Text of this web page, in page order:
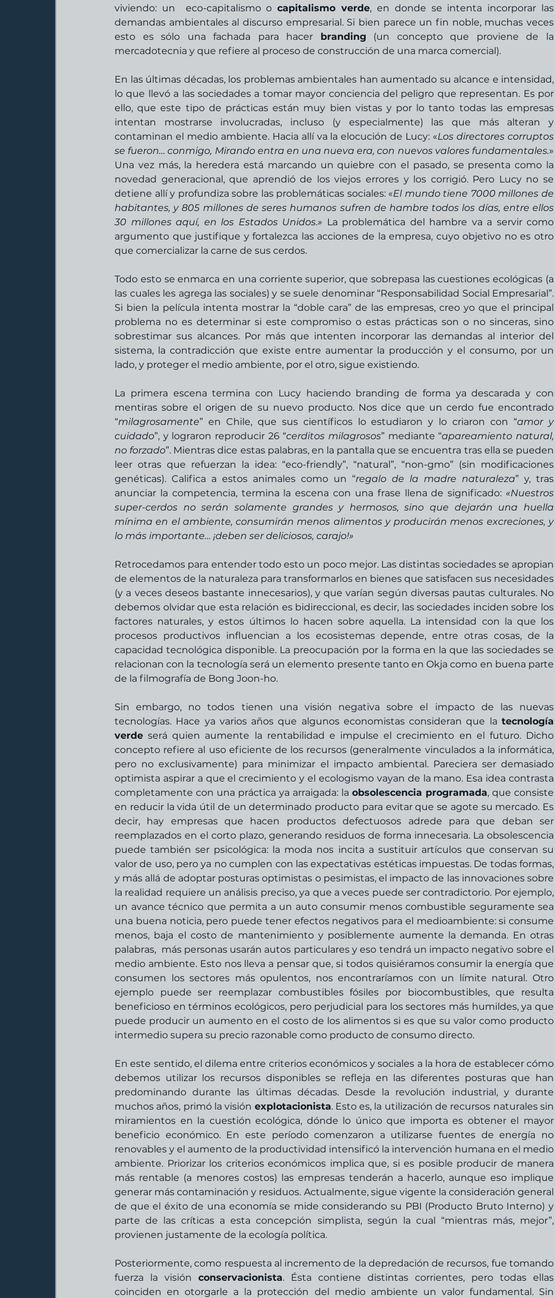
viviendo: un  eco-capitalismo o capitalismo verde, en donde se intenta incorporar las
demandas ambientales al discurso empresarial. Si bien parece un fin noble, muchas veces
esto es sólo una fachada para hacer branding (un concepto que proviene de la
mercadotecnia y que refiere al proceso de construcción de una marca comercial).
En las últimas décadas, los problemas ambientales han aumentado su alcance e intensidad,
lo que llevó a las sociedades a tomar mayor conciencia del peligro que representan. Es por
ello, que este tipo de prácticas están muy bien vistas y por lo tanto todas las empresas
intentan mostrarse involucradas, incluso (y especialmente) las que más alteran y
contaminan el medio ambiente. Hacia allí va la elocución de Lucy: «Los directores corruptos
se fueron… conmigo, Mirando entra en una nueva era, con nuevos valores fundamentales.»
Una vez más, la heredera está marcando un quiebre con el pasado, se presenta como la
novedad generacional, que aprendió de los viejos errores y los corrigió. Pero Lucy no se
detiene allí y profundiza sobre las problemáticas sociales: «El mundo tiene 7000 millones de
habitantes, y 805 millones de seres humanos sufren de hambre todos los días, entre ellos
30 millones aquí, en los Estados Unidos.» La problemática del hambre va a servir como
argumento que justifique y fortalezca las acciones de la empresa, cuyo objetivo no es otro
que comercializar la carne de sus cerdos.
Todo esto se enmarca en una corriente superior, que sobrepasa las cuestiones ecológicas (a
las cuales les agrega las sociales) y se suele denominar “Responsabilidad Social Empresarial”.
Si bien la película intenta mostrar la “doble cara” de las empresas, creo yo que el principal
problema no es determinar si este compromiso o estas prácticas son o no sinceras, sino
sobrestimar sus alcances. Por más que intenten incorporar las demandas al interior del
sistema, la contradicción que existe entre aumentar la producción y el consumo, por un
lado, y proteger el medio ambiente, por el otro, sigue existiendo.
La primera escena termina con Lucy haciendo branding de forma ya descarada y con
mentiras sobre el origen de su nuevo producto. Nos dice que un cerdo fue encontrado
“milagrosamente” en Chile, que sus científicos lo estudiaron y lo criaron con “amor y
cuidado”, y lograron reproducir 26 “cerditos milagrosos” mediante “apareamiento natural,
no forzado”. Mientras dice estas palabras, en la pantalla que se encuentra tras ella se pueden
leer otras que refuerzan la idea: “eco-friendly”, “natural”, “non-gmo” (sin modificaciones
genéticas). Califica a estos animales como un “regalo de la madre naturaleza” y, tras
anunciar la competencia, termina la escena con una frase llena de significado: «Nuestros
super-cerdos no serán solamente grandes y hermosos, sino que dejarán una huella
mínima en el ambiente, consumirán menos alimentos y producirán menos excreciones, y
lo más importante… ¡deben ser deliciosos, carajo!»
Retrocedamos para entender todo esto un poco mejor. Las distintas sociedades se apropian
de elementos de la naturaleza para transformarlos en bienes que satisfacen sus necesidades
(y a veces deseos bastante innecesarios), y que varían según diversas pautas culturales. No
debemos olvidar que esta relación es bidireccional, es decir, las sociedades inciden sobre los
factores naturales, y estos últimos lo hacen sobre aquella. La intensidad con la que los
procesos productivos influencian a los ecosistemas depende, entre otras cosas, de la
capacidad tecnológica disponible. La preocupación por la forma en la que las sociedades se
relacionan con la tecnología será un elemento presente tanto en Okja como en buena parte
de la filmografía de Bong Joon-ho.
Sin embargo, no todos tienen una visión negativa sobre el impacto de las nuevas
tecnologías. Hace ya varios años que algunos economistas consideran que la tecnología
verde será quien aumente la rentabilidad e impulse el crecimiento en el futuro. Dicho
concepto refiere al uso eficiente de los recursos (generalmente vinculados a la informática,
pero no exclusivamente) para minimizar el impacto ambiental. Pareciera ser demasiado
optimista aspirar a que el crecimiento y el ecologismo vayan de la mano. Esa idea contrasta
completamente con una práctica ya arraigada: la obsolescencia programada, que consiste
en reducir la vida útil de un determinado producto para evitar que se agote su mercado. Es
decir, hay empresas que hacen productos defectuosos adrede para que deban ser
reemplazados en el corto plazo, generando residuos de forma innecesaria. La obsolescencia
puede también ser psicológica: la moda nos incita a sustituir artículos que conservan su
valor de uso, pero ya no cumplen con las expectativas estéticas impuestas. De todas formas,
y más allá de adoptar posturas optimistas o pesimistas, el impacto de las innovaciones sobre
la realidad requiere un análisis preciso, ya que a veces puede ser contradictorio. Por ejemplo,
un avance técnico que permita a un auto consumir menos combustible seguramente sea
una buena noticia, pero puede tener efectos negativos para el medioambiente: si consume
menos, baja el costo de mantenimiento y posiblemente aumente la demanda. En otras
palabras,  más personas usarán autos particulares y eso tendrá un impacto negativo sobre el
medio ambiente. Esto nos lleva a pensar que, si todos quisiéramos consumir la energía que
consumen los sectores más opulentos, nos encontraríamos con un límite natural. Otro
ejemplo puede ser reemplazar combustibles fósiles por biocombustibles, que resulta
beneficioso en términos ecológicos, pero perjudicial para los sectores más humildes, ya que
puede producir un aumento en el costo de los alimentos si es que su valor como producto
intermedio supera su precio razonable como producto de consumo directo.
En este sentido, el dilema entre criterios económicos y sociales a la hora de establecer cómo
debemos utilizar los recursos disponibles se refleja en las diferentes posturas que han
predominando durante las últimas décadas. Desde la revolución industrial, y durante
muchos años, primó la visión explotacionista. Esto es, la utilización de recursos naturales sin
miramientos en la cuestión ecológica, dónde lo único que importa es obtener el mayor
beneficio económico. En este período comenzaron a utilizarse fuentes de energía no
renovables y el aumento de la productividad intensificó la intervención humana en el medio
ambiente. Priorizar los criterios económicos implica que, si es posible producir de manera
más rentable (a menores costos) las empresas tenderán a hacerlo, aunque eso implique
generar más contaminación y residuos. Actualmente, sigue vigente la consideración general
de que el éxito de una economía se mide considerando su PBI (Producto Bruto Interno) y
parte de las críticas a esta concepción simplista, según la cual “mientras más, mejor”,
provienen justamente de la ecología política.
Posteriormente, como respuesta al incremento de la depredación de recursos, fue tomando
fuerza la visión conservacionista. Ésta contiene distintas corrientes, pero todas ellas
coinciden en otorgarle a la protección del medio ambiente un valor fundamental. Sin